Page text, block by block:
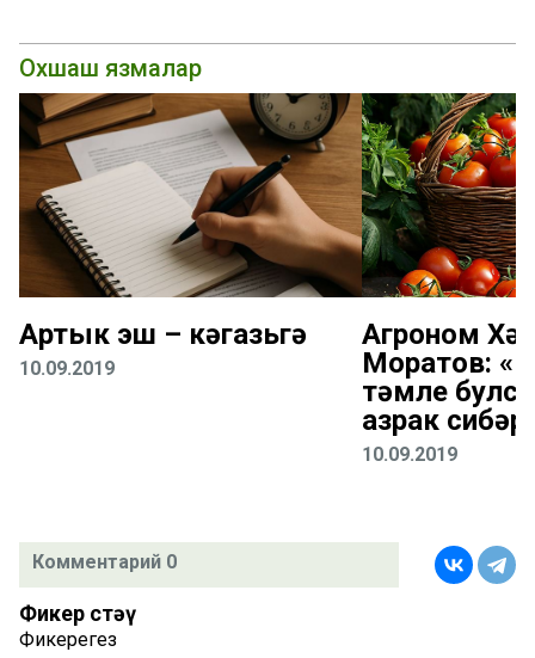
Охшаш язмалар
Артык эш – кәгазьгә
10.09.2019
Агроном
Моратов:
тәмле
азрак
10.09.2019
Комментарий 0
Фикер өстәү
Фикерегез